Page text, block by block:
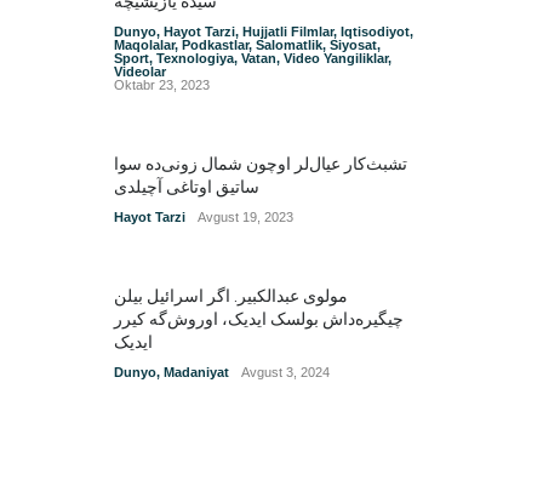
Dunyo, Hayot Tarzi, Hujjatli Filmlar, Iqtisodiyot,
Maqolalar, Podkastlar, Salomatlik, Siyosat,
Sport, Texnologiya, Vatan, Video Yangiliklar,
Videolar
Oktabr 23, 2023
تشبث‌کار عیال‌لر اوچون شمال زونی‌ده سوا
ساتیق اوتاغی آچیلدی
Hayot Tarzi Avgust 19, 2023
مولوی عبدالکبیر. اگر اسرائیل بیلن
چیگیره‌داش بولسک ایدیک‌‌، اوروش‌گه کیرر
ایدیک
Dunyo, Madaniyat Avgust 3, 2024